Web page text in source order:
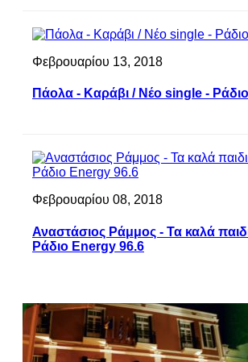
Φεβρουαρίου 13, 2018
Πάολα - Καράβι / Νέο single -
Φεβρουαρίου 08, 2018
Αναστάσιος Ράμμος - Τα καλά
Ράδιο Energy 96.6